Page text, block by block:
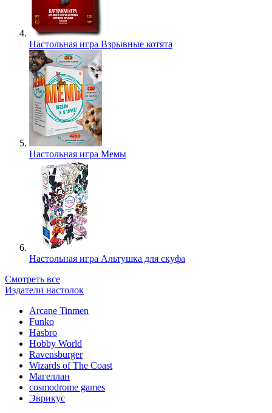
Настольная игра Взрывные котята
Настольная игра Мемы
Настольная игра Альтушка для скуфа
Смотреть все
Издатели настолок
Arcane Tinmen
Funko
Hasbro
Hobby World
Ravensburger
Wizards of The Coast
Магеллан
сosmodrome games
Эврикус